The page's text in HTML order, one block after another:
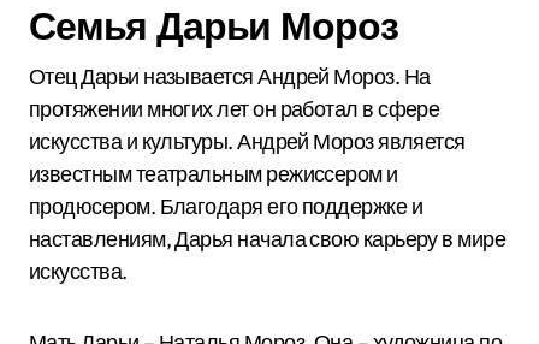
Семья Дарьи Мороз
Отец Дарьи называется Андрей Мороз. На
протяжении многих лет он работал в сфере
искусства и культуры. Андрей Мороз является
известным театральным режиссером и
продюсером. Благодаря его поддержке и
наставлениям, Дарья начала свою карьеру в мире
искусства.